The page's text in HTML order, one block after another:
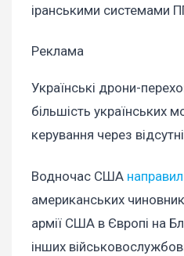
іранськими системами
Реклама
Українські дрони-
більшість українських
керування через
Водночас США
американських
армії США в Європі на
інших